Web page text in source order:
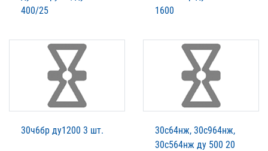
400/25
1600
30ч6бр ду1200 3 шт.
30с64нж, 30с964нж,
30с564нж ду 500 20